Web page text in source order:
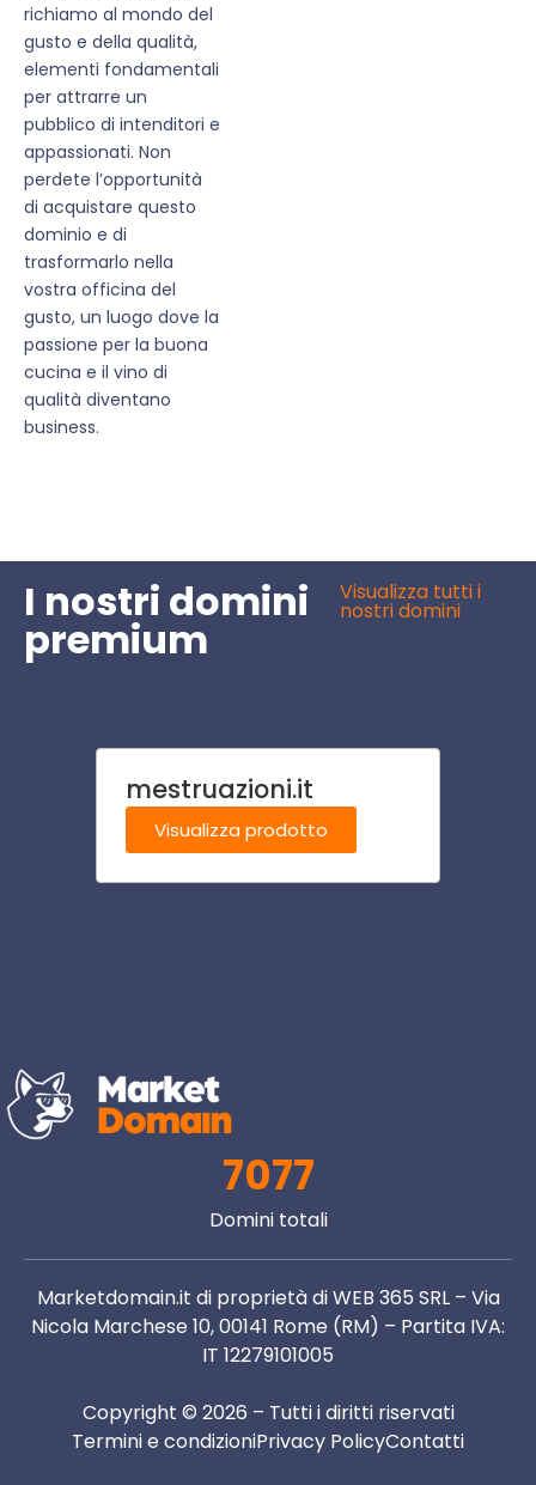
richiamo al mondo del
gusto e della qualità,
elementi fondamentali
per attrarre un
pubblico di intenditori e
appassionati. Non
perdete l’opportunità
di acquistare questo
dominio e di
trasformarlo nella
vostra officina del
gusto, un luogo dove la
passione per la buona
cucina e il vino di
qualità diventano
business.
I nostri domini
premium
Visualizza tutti i
nostri domini
mestruazioni.it
Visualizza prodotto
7077
Domini totali
Marketdomain.it di proprietà di WEB 365 SRL – Via
Nicola Marchese 10, 00141 Rome (RM) – Partita IVA:
IT 12279101005
Copyright © 2026 – Tutti i diritti riservati
Termini e condizioniPrivacy PolicyContatti